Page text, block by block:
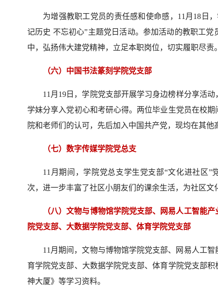
为增强教职工党员的责任感和使命感，11月18日
记历史 不忘初心”主题党日活动。参加活动的教职工
中，弘扬伟大建党精神，立足本职岗位，切实履职尽责
（六）中国书法篆刻学院党支部
11月19日，学院党支部开展学习身边榜样分享活
学妹分享入党初心和考研心得。两位毕业生党员在校
院和老师们的认可，先后加入中国共产党，现均在其他
（七）数字传媒学院党总支
11月期间，学院党总支学生党支部“文化进社区
次，进一步丰富了社区小朋友们的课余生活，为社区文
（八）文物与博物馆学院党支部、网易人工智能
院党支部、大数据学院党支部、体育学院党支部
11月期间，文物与博物馆学院党支部、网易人工
育学院党支部、大数据学院党支部、体育学院党支部
神大厦》等学习资料。